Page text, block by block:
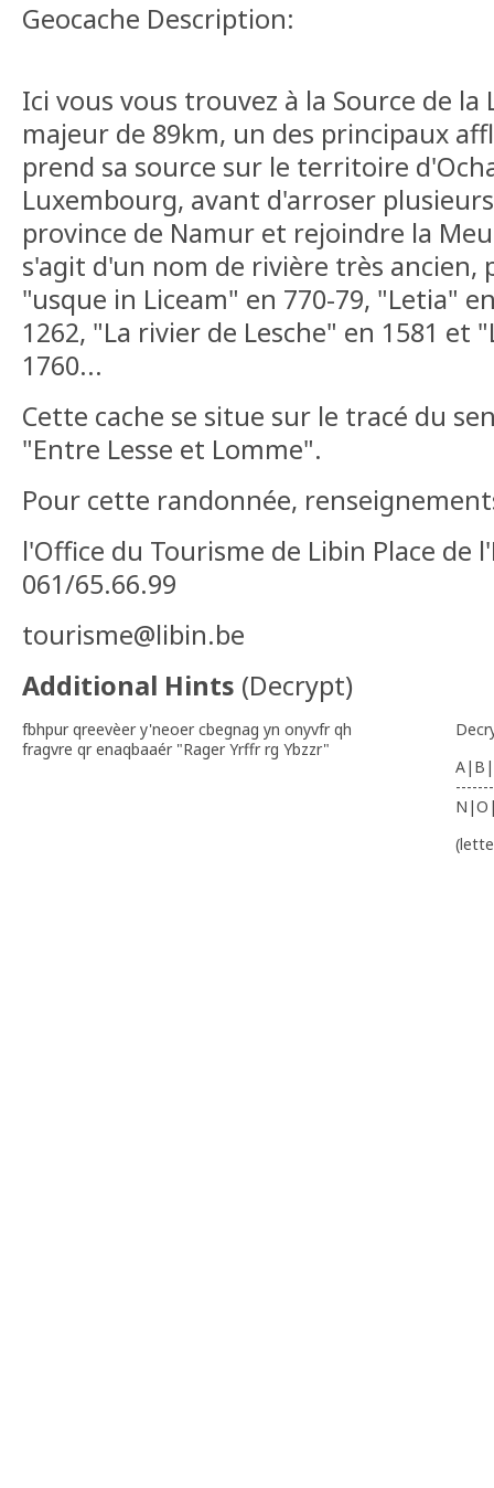
Geocache Description:
Ici vous vous trouvez à la Source de la
majeur de 89km, un des principaux
prend sa source sur le territoire
Luxembourg, avant d'arroser
province de Namur et rejoindre la
s'agit d'un nom de rivière très
"usque in Liceam" en 770-79, "Letia"
1262, "La rivier de Lesche" en 1581 et
1760...
Cette cache se situe sur le tracé du
"Entre Lesse et Lomme".
Pour cette randonnée,
l'Office du Tourisme de Libin Place de
061/65.66.99
tourisme@libin.be
Additional Hints (Decrypt)
fbhpur qreevèer y'neoer cbegnag yn onyvfr qh
fragvre qr enaqbaaér "Rager Yrffr rg Ybzzr"